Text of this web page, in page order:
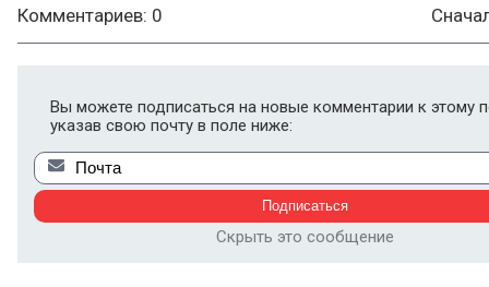
Комментариев: 0
Вы можете подписаться на новые комментарии к этому
указав свою почту в поле ниже:
Скрыть это сообщение